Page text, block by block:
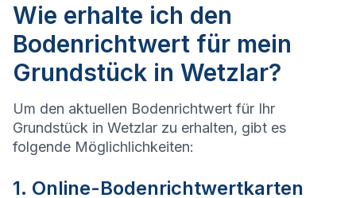
Wie erhalte ich den
Bodenrichtwert für mein
Grundstück in Wetzlar?
Um den aktuellen Bodenrichtwert für Ihr
Grundstück in Wetzlar zu erhalten, gibt es
folgende Möglichlichkeiten:
1. Online-Bodenrichtwertkarten